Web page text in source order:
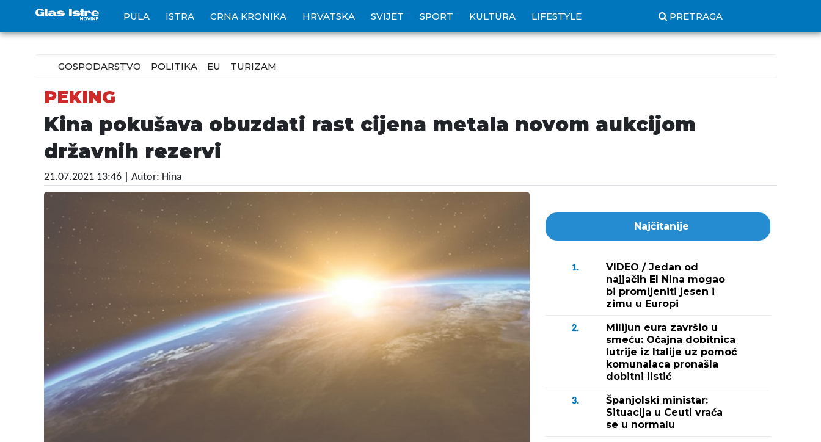
PULA ISTRA CRNA KRONIKA HRVATSKA SVIJET SPORT KULTURA LIFESTYLE PRETRAGA
GOSPODARSTVO POLITIKA EU TURIZAM
PEKING
Kina pokušava obuzdati rast cijena metala novom aukcijom
državnih rezervi
21.07.2021 13:46 | Autor: Hina
Najčitanije
1.
VIDEO / Jedan od
najjačih El Nina mogao
bi promijeniti jesen i
zimu u Europi
2.
Milijun eura završio u
smeću: Očajna dobitnica
lutrije iz Italije uz pomoć
komunalaca pronašla
dobitni listić
3.
Španjolski ministar:
Situacija u Ceuti vraća
se u normalu